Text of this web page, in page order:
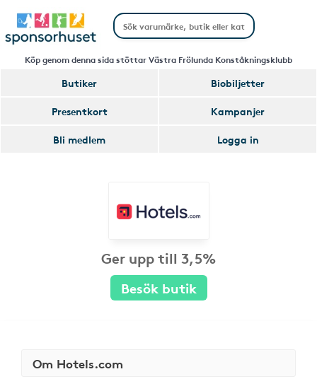
Köp genom denna sida stöttar Västra Frölunda Konståkningsklubb
Butiker
Biobiljetter
Presentkort
Kampanjer
Bli medlem
Logga in
Ger upp till 3,5%
Besök butik
Om Hotels.com